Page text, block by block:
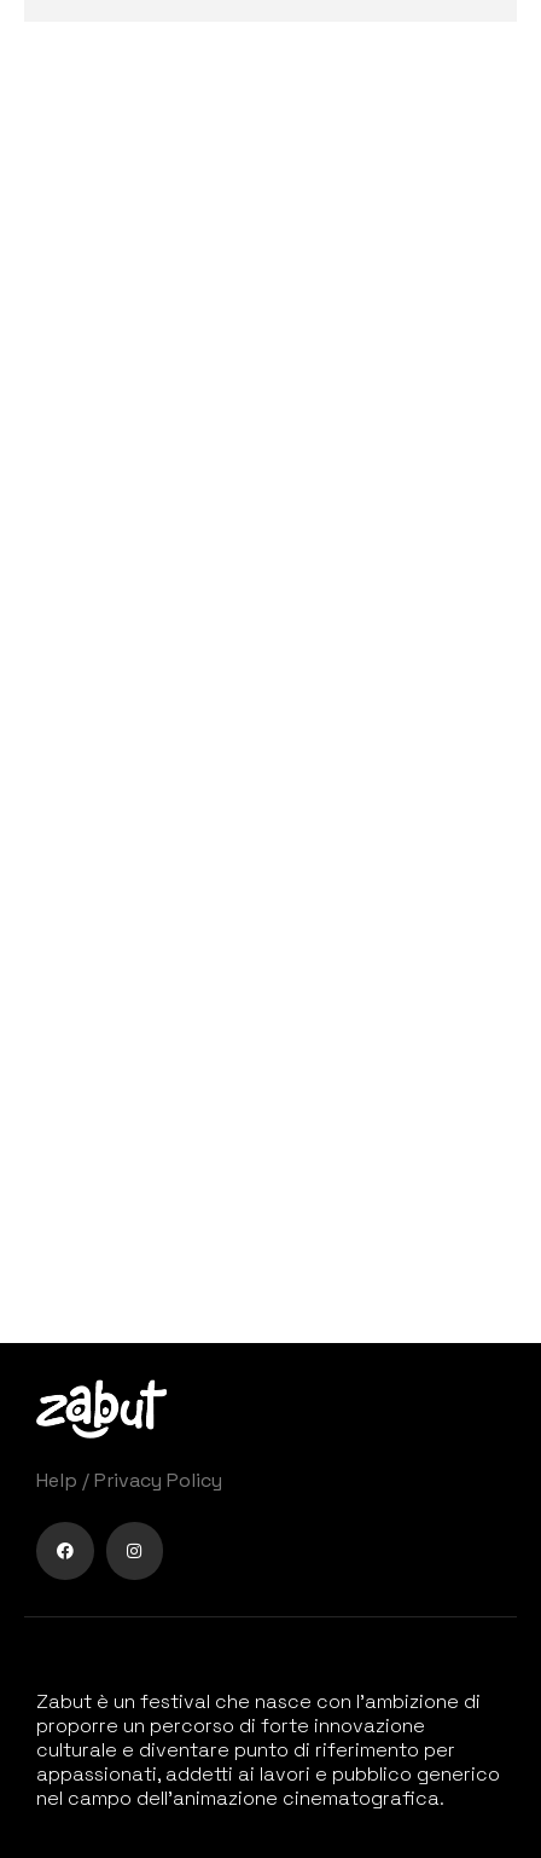
Help /Privacy Policy
Zabut è un festival che nasce con l’ambizione di
proporre un percorso di forte innovazione
culturale e diventare punto di riferimento per
appassionati, addetti ai lavori e pubblico generico
nel campo dell’animazione cinematografica.